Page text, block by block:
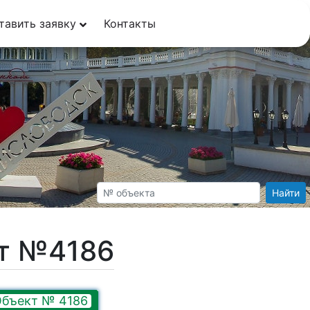
заявку Контакты
Найти
№4186
№ 4186